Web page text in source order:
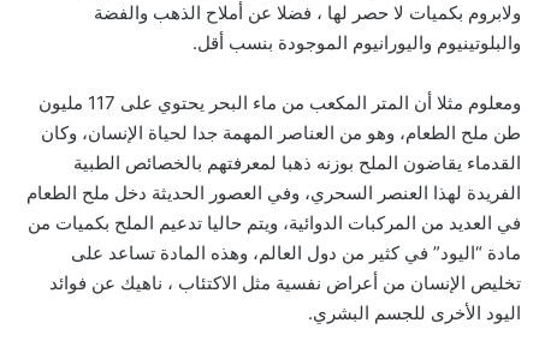
ولابروم بكميات لا حصر لها ، فضلا عن أملاح الذهب والفضة
والبلوتينيوم واليورانيوم الموجودة بنسب أقل.
ومعلوم مثلا أن المتر المكعب من ماء البحر يحتوي على 117 مليون
طن ملح الطعام، وهو من العناصر المهمة جدا لحياة الإنسان، وكان
القدماء يقاضون الملح بوزنه ذهبا لمعرفتهم بالخصائص الطبية
الفريدة لهذا العنصر السحري، وفي العصور الحديثة دخل ملح الطعام
في العديد من المركبات الدوائية، ويتم حاليا تدعيم الملح بكميات من
مادة “اليود” في كثير من دول العالم، وهذه المادة تساعد على
تخليص الإنسان من أعراض نفسية مثل الاكتئاب ، ناهيك عن فوائد
اليود الأخرى للجسم البشري.